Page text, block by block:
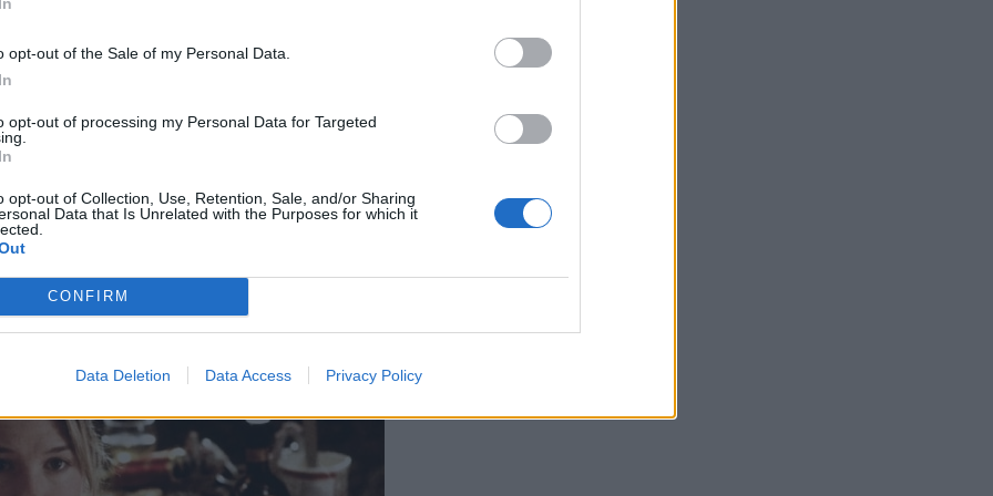
opt-out of the Sale of my Personal Data.
opt-out of processing my Personal Data for Targeted
opt-out of Collection, Use, Retention, Sale, and/or Sharing
Data that Is Unrelated with the Purposes for which it
CONFIRM
Data Deletion Data Access Privacy Policy
Company LLC
γίνει εύκολο και φυσικό όταν είστε με το
για κάτι που συνέβη ή εξακολουθεί να
αποκαλύψετε όλα και να επιτρέψετε να δει
αισθάνεστε καμία δυσάρεστη σιωπή.